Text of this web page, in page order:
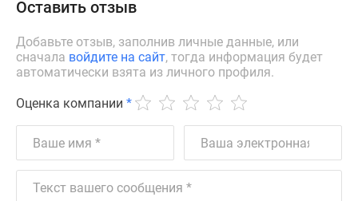
Оставить отзыв
Добавьте отзыв, заполнив личные данные, или
сначала войдите на сайт, тогда информация будет
автоматически взята из личного профиля.
Оценка компании *